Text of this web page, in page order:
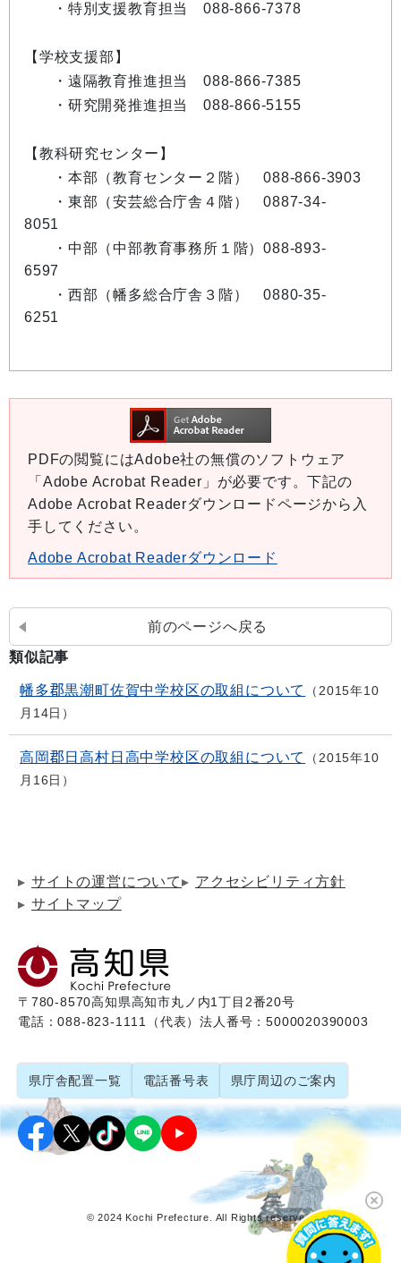
・特別支援教育担当 088-866-7378
【学校支援部】
・遠隔教育推進担当 088-866-7385
・研究開発推進担当 088-866-5155
【教科研究センター】
・本部（教育センター２階） 088-866-3903
・東部（安芸総合庁舎４階） 0887-34-
8051
・中部（中部教育事務所１階）088-893-
6597
・西部（幡多総合庁舎３階） 0880-35-
6251
PDFの閲覧にはAdobe社の無償のソフトウェア
「Adobe Acrobat Reader」が必要です。下記の
Adobe Acrobat Readerダウンロードページから入
手してください。
Adobe Acrobat Readerダウンロード
前のページへ戻る
類似記事
幡多郡黒潮町佐賀中学校区の取組について
2015年10
月14日
高岡郡日高村日高中学校区の取組について
2015年10
月16日
サイトの運営について
アクセシビリティ方針
サイトマップ
〒780-8570高知県高知市丸ノ内1丁目2番20号
電話：088-823-1111（代表）法人番号：5000020390003
県庁舎配置一覧 電話番号表 県庁周辺のご案内
© 2024 Kochi Prefecture. All Rights reserved.